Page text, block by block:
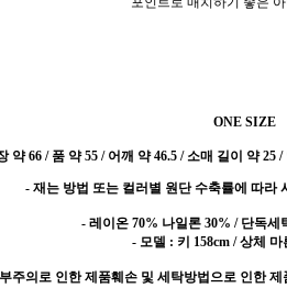
ONE SIZE
약 66 / 품 약 55 / 어깨 약 46.5 / 소매 길이 약
- 재는 방법 또는 컬러별 원단 수축률에 따라
- 레이온 70% 나일론 30% / 단독세
- 모델 : 키 158cm / 상체 마
주의로 인한 제품훼손 및 세탁방법으로 인한